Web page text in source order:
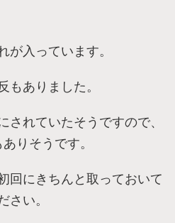
が入っています。
もありました。
されていたそうですので、
りそうです。
回にきちんと取っておいて
さい。